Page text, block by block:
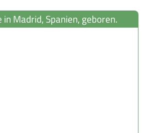
Madrid, Spanien, geboren.